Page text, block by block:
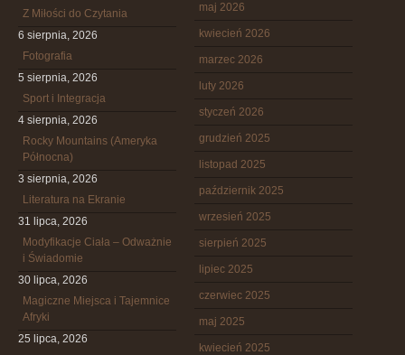
Z Miłości do Czytania
6 sierpnia, 2026
Fotografia
5 sierpnia, 2026
Sport i Integracja
4 sierpnia, 2026
Rocky Mountains (Ameryka
Północna)
3 sierpnia, 2026
Literatura na Ekranie
31 lipca, 2026
Modyfikacje Ciała – Odważnie
i Świadomie
30 lipca, 2026
Magiczne Miejsca i Tajemnice
Afryki
25 lipca, 2026
maj 2026
kwiecień 2026
marzec 2026
luty 2026
styczeń 2026
grudzień 2025
listopad 2025
październik 2025
wrzesień 2025
sierpień 2025
lipiec 2025
czerwiec 2025
maj 2025
kwiecień 2025